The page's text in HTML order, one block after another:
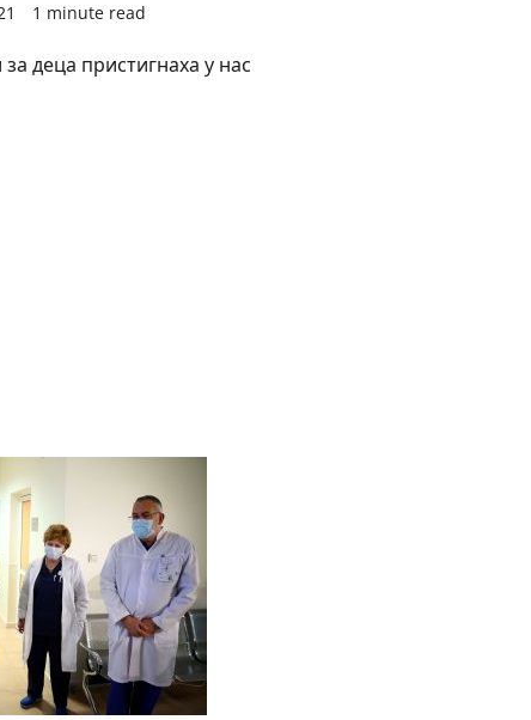
1 minute read